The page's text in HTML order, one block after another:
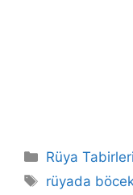
Kategoriler
Rüya Tabirleri
Etiketler
rüyada